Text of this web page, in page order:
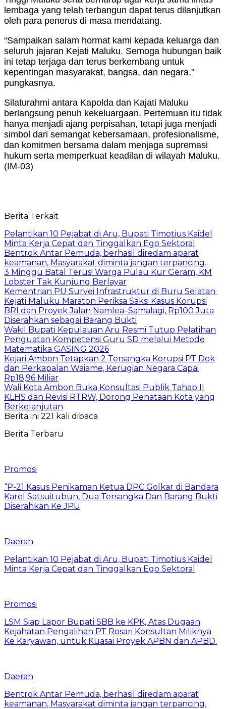
lembaga yang telah terbangun dapat terus dilanjutkan
oleh para penerus di masa mendatang.
“Sampaikan salam hormat kami kepada keluarga dan
seluruh jajaran Kejati Maluku. Semoga hubungan baik
ini tetap terjaga dan terus berkembang untuk
kepentingan masyarakat, bangsa, dan negara,”
pungkasnya.
Silaturahmi antara Kapolda dan Kajati Maluku
berlangsung penuh kekeluargaan. Pertemuan itu tidak
hanya menjadi ajang perpisahan, tetapi juga menjadi
simbol dari semangat kebersamaan, profesionalisme,
dan komitmen bersama dalam menjaga supremasi
hukum serta memperkuat keadilan di wilayah Maluku.
(IM-03)
Berita Terkait
Pelantikan 10 Pejabat di Aru, Bupati Timotius Kaidel
Minta Kerja Cepat dan Tinggalkan Ego Sektoral
Bentrok Antar Pemuda, berhasil diredam aparat
keamanan, Masyarakat diminta jangan terpancing.
3 Minggu Batal Terus! Warga Pulau Kur Geram, KM
Lobster Tak Kunjung Berlayar
Kementrian PU Survei Infrastruktur di Buru Selatan
Kejati Maluku Maraton Periksa Saksi Kasus Korupsi
BRI dan Proyek Jalan Namlea–Samalagi, Rp100 Juta
Diserahkan sebagai Barang Bukti
Wakil Bupati Kepulauan Aru Resmi Tutup Pelatihan
Penguatan Kompetensi Guru SD melalui Metode
Matematika GASING 2026
Kejari Ambon Tetapkan 2 Tersangka Korupsi PT Dok
dan Perkapalan Waiame, Kerugian Negara Capai
Rp18,96 Miliar
Wali Kota Ambon Buka Konsultasi Publik Tahap II
KLHS dan Revisi RTRW, Dorong Penataan Kota yang
Berkelanjutan
Berita ini 221 kali dibaca
Berita Terbaru
Promosi
“P-21 Kasus Penikaman Ketua DPC Golkar di Bandara
Karel Satsuitubun, Dua Tersangka Dan Barang Bukti
Diserahkan Ke JPU
Daerah
Pelantikan 10 Pejabat di Aru, Bupati Timotius Kaidel
Minta Kerja Cepat dan Tinggalkan Ego Sektoral
Promosi
LSM Siap Lapor Bupati SBB ke KPK, Atas Dugaan
Kejahatan Pengalihan PT Rosari Konsultan Miliknya
Ke Karyawan, untuk Kuasai Proyek APBN dan APBD.
Daerah
Bentrok Antar Pemuda, berhasil diredam aparat
keamanan, Masyarakat diminta jangan terpancing.